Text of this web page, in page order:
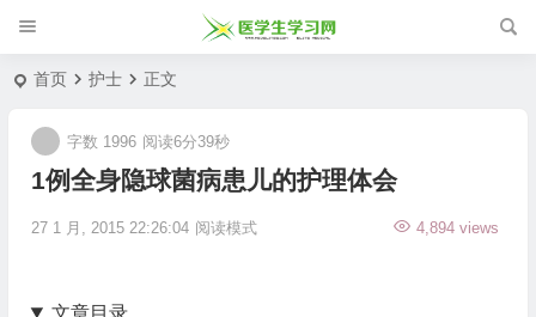
首页 护士 正文
1例全身隐球菌病患儿的护理体会
27 1 月, 2015 22:26:04 4,894 views
字数 1996 阅读6分39秒
阅读模式
文章目录